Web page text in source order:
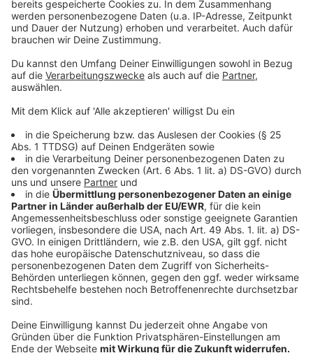
Traumschleife Altlayer Schweiz (Saar-Hunsrück)
Rundweg Nehmtener Horn (Holsteinische Schweiz)
SeeGang (Bodensee)
Himmelsstürmer (Allgäu)
Goldsteig (Bayerischer Wald, Oberpfälzer Wald)
Märkischer Landweg (Uckermark)
Wendland-Rundweg (Wendland.Elbe)
Rothaarsteig (Sauerland)
Pfälzer Höhenweg (Pfalz)
Druidensteig (Westerwald)